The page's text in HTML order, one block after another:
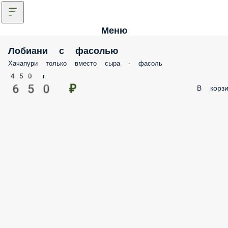
Меню
Лобиани с фасолью
Хачапури только вместо сыра - фасоль
450 г.
650 ₽ В